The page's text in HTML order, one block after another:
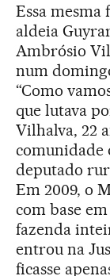
Essa mesma
aldeia
Ambrósio
num
“Como
que lutava
Vilhalva, 22
comunidade
deputado
Em 2009, o
com base
fazenda
entrou na
ficasse